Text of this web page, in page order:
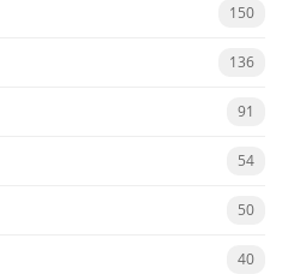
150
136
91
54
50
40